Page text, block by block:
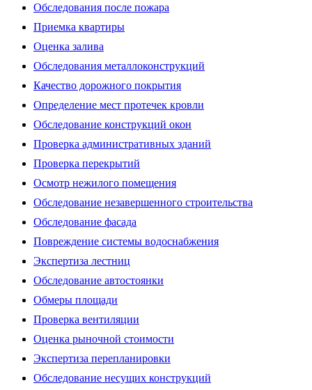
Обследования после пожара
Приемка квартиры
Оценка залива
Обследования металлоконструкций
Качество дорожного покрытия
Определение мест протечек кровли
Обследование конструкций окон
Проверка административных зданий
Проверка перекрытий
Осмотр нежилого помещения
Обследование незавершенного строительства
Обследование фасада
Повреждение системы водоснабжения
Экспертиза лестниц
Обследование автостоянки
Обмеры площади
Проверка вентиляции
Оценка рыночной стоимости
Экспертиза перепланировки
Обследование несущих конструкций